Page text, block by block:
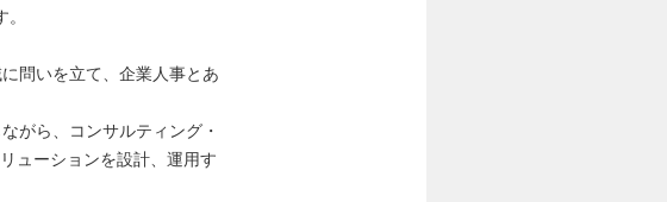
問いを立て、企業人事とあ
がら、コンサルティング・
ューションを設計、運用す